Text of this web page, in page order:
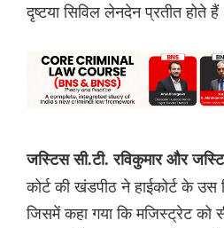
दृष्टया सिविल लेनदेन प्रतीत होते
जस्टिस सी.टी. रविकुमार और
कोर्ट की खंडपीठ ने हाईकोर्ट के उस
जिसमें कहा गया कि मजिस्ट्रेट को